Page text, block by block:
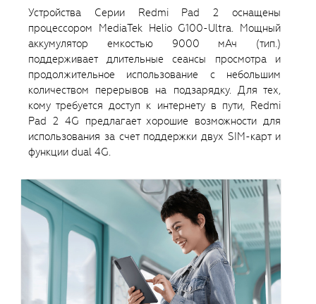
Устройства Серии Redmi Pad 2 оснащены
процессором MediaTek Helio G100-Ultra. Мощный
аккумулятор емкостью 9000 мАч (тип.)
поддерживает длительные сеансы просмотра и
продолжительное использование с небольшим
количеством перерывов на подзарядку. Для тех,
кому требуется доступ к интернету в пути, Redmi
Pad 2 4G предлагает хорошие возможности для
использования за счет поддержки двух SIM-карт и
функции dual 4G.